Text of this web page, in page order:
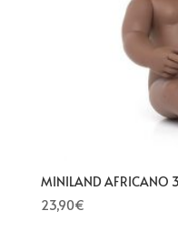
MINILAND AFRICANO
23,90€